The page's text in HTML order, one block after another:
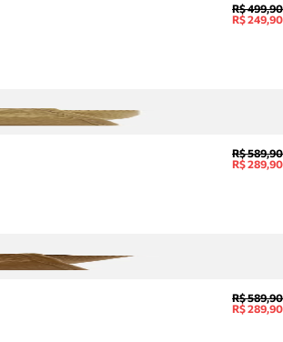
R$ 499,90
R$ 249,90
R$ 589,90
R$ 289,90
R$ 589,90
R$ 289,90